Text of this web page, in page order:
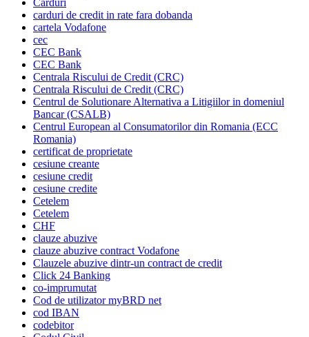
Carduri
carduri de credit in rate fara dobanda
cartela Vodafone
cec
CEC Bank
CEC Bank
Centrala Riscului de Credit (CRC)
Centrala Riscului de Credit (CRC)
Centrul de Solutionare Alternativa a Litigiilor in domeniul
Bancar (CSALB)
Centrul European al Consumatorilor din Romania (ECC
Romania)
certificat de proprietate
cesiune creante
cesiune credit
cesiune credite
Cetelem
Cetelem
CHF
clauze abuzive
clauze abuzive contract Vodafone
Clauzele abuzive dintr-un contract de credit
Click 24 Banking
co-imprumutat
Cod de utilizator myBRD net
cod IBAN
codebitor